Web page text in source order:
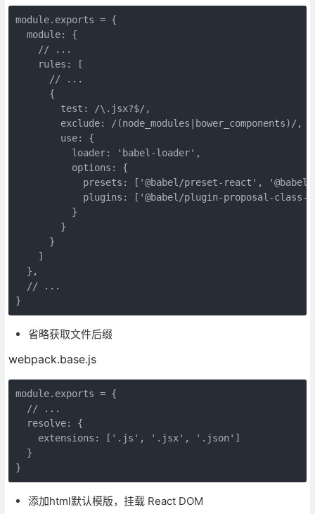
module.exports = {
module: {
// ...
rules : [
// ...
      {
test : /\.jsx?$/ ,
exclude: /(node_modules|bower_components)/ ,
use: {
loader: 'babel-loader' ,
options : {
presets : [ '@babel/preset-react' ,
plugins : [ '@babel/plugin-proposal-class-
          }
        }
      }
    ]
  },
// ...
}
省略获取文件后缀
webpack.base.js
module.exports = {
// ...
resolve: {
extensions : [ '.js' , '.jsx' , '.json' ]
  }
}
添加html默认模版，挂载 React DOM